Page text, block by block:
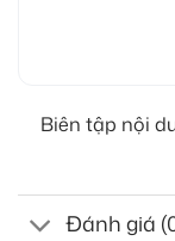
Biên tập nội
Đánh giá